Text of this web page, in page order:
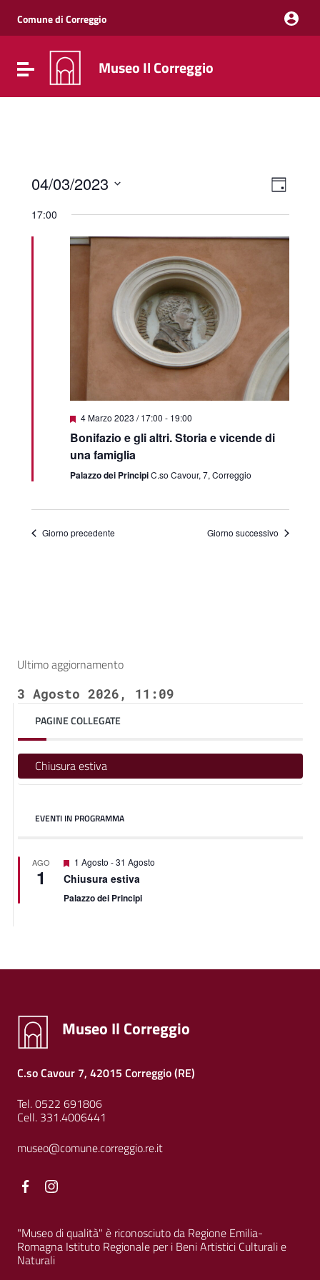
Vai al menu di navigazione
Vai al footer
Comune di Correggio
Attiva / disattiva la navigazione
Museo Il Correggio
Viste
Viste
Giorno
04/03/2023
la
17:00
Segnalati
4 Marzo 2023 / 17:00 - 19:00
Bonifazio e gli altri. Storia e vicende di
una famiglia
Palazzo dei PrincipiC.so Cavour, 7, Correggio
Giorno precedente Giorno successivo
Ultimo aggiornamento
3 Agosto 2026, 11:09
PAGINE COLLEGATE
Chiusura estiva
EVENTI IN PROGRAMMA
AGO
1
Segnalati
1 Agosto -31 Agosto
Chiusura estiva
Palazzo dei Principi
Museo Il Correggio
C.so Cavour 7, 42015 Correggio (RE)
Tel. 0522 691806
Cell. 331.4006441
museo@comune.correggio.re.it
Facebook
"Museo di qualità" è riconosciuto da Regione Emilia-
Romagna Istituto Regionale per i Beni Artistici Culturali e
Naturali